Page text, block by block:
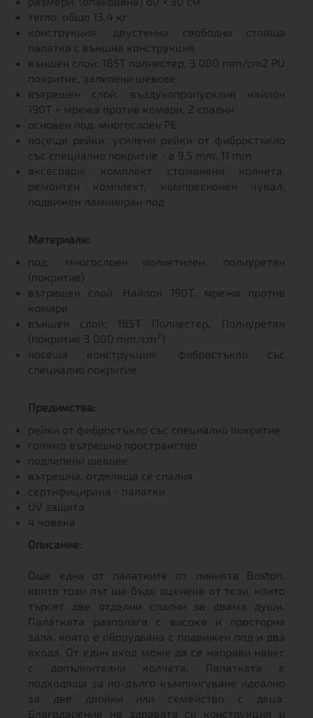
тегло: общо 13,4 кг
конструкция: двустенна свободно стояща
палатка с външна конструкция
външен слой: 185T полиестер, 3 000 mm/cm2 PU
покритие, залепени шевове
вътрешен слой: въздухопропусклив найлон
190T + мрежа против комари, 2 спални
основен под: многослоен PE
носещи рейки: усилени рейки от фибростъкло
със специално покритие - ø 9,5 mm, 11 mm
аксесоари: комплект стоманени колчета,
ремонтен комплект, компресионен чувал,
подвижен ламиниран под
Материали:
под: многослоен полиетилен, полиуретан
(покритие)
вътрешен слой: Найлон 190T, мрежа против
комари
външен слой: 185T Полиестер, Полиуретан
(покритие 3 000 mm/cm²)
носеща конструкция: фибростъкло със
специално покритие
Предимства:
рейки от фибростъкло със специално покритие
голямо вътрешно пространство
подлепени шевове
вътрешна, отделяща се спалня
сертифицирана - палатки
UV защита
4 човека
Описание:
Още една от палатките от линията Boston,
която този път ще бъде оценена от тези, които
търсят две отделни спални за двама души.
Палатката разполага с висока и просторна
зала, която е оборудвана с подвижен под и два
входа. От един вход може да се направи навес
с допълнителни колчета. Палатката е
подходяща за по-дълго къмпингуване идеално
за две двойки или семейство с деца.
Благодарение на здравата си конструкция и